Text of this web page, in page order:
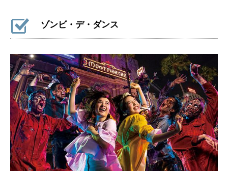
ゾンビ・デ・ダンス